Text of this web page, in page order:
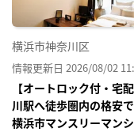
横浜市神奈川区
情報更新日 2026/08/02
【オートロック付・宅
川駅へ徒歩圏内の格安
横浜市マンスリーマン